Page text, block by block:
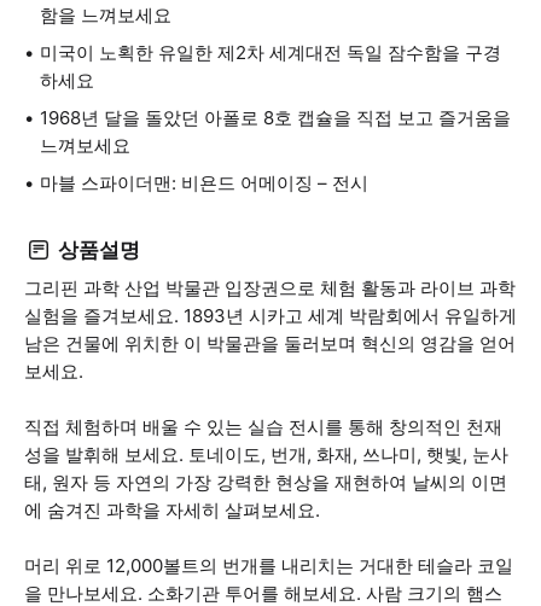
함을 느껴보세요
미국이 노획한 유일한 제2차 세계대전 독일 잠수함을 구경
하세요
1968년 달을 돌았던 아폴로 8호 캡슐을 직접 보고 즐거움을
느껴보세요
마블 스파이더맨: 비욘드 어메이징 – 전시
상품설명
그리핀 과학 산업 박물관 입장권으로 체험 활동과 라이브 과학
실험을 즐겨보세요. 1893년 시카고 세계 박람회에서 유일하게
남은 건물에 위치한 이 박물관을 둘러보며 혁신의 영감을 얻어
보세요.
직접 체험하며 배울 수 있는 실습 전시를 통해 창의적인 천재
성을 발휘해 보세요. 토네이도, 번개, 화재, 쓰나미, 햇빛, 눈사
태, 원자 등 자연의 가장 강력한 현상을 재현하여 날씨의 이면
에 숨겨진 과학을 자세히 살펴보세요.
머리 위로 12,000볼트의 번개를 내리치는 거대한 테슬라 코일
을 만나보세요. 소화기관 투어를 해보세요. 사람 크기의 햄스